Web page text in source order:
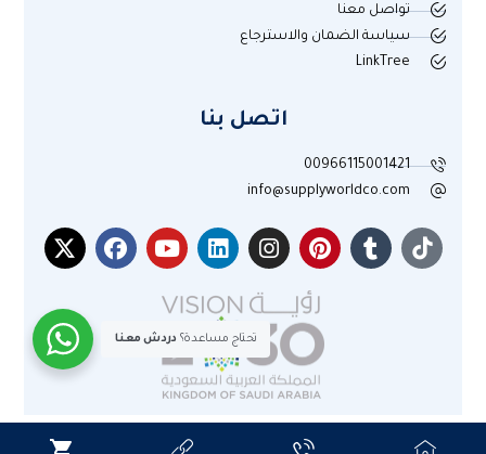
تواصل معنا
سياسة الضمان والاسترجاع
LinkTree
اتصل بنا
00966115001421
info@supplyworldco.com
جميع الحقوق محفوظة لموقع عالم التوريد © 2025م
تحتاج مساعدة؟ دردش معنا